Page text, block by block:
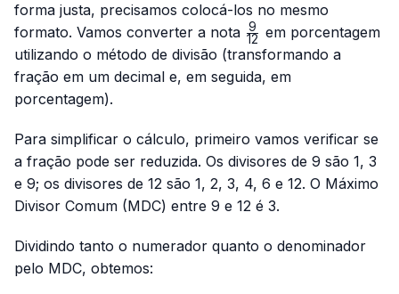
forma justa, precisamos colocá-los no mesmo
formato. Vamos converter a nota \frac{9}
{12}
12
9
em porcentagem
utilizando o método de divisão (transformando a
fração em um decimal e, em seguida, em
porcentagem).
Para simplificar o cálculo, primeiro vamos verificar se
a fração pode ser reduzida. Os divisores de 9 são 1, 3
e 9; os divisores de 12 são 1, 2, 3, 4, 6 e 12. O Máximo
Divisor Comum (MDC) entre 9 e 12 é 3.
Dividindo tanto o numerador quanto o denominador
pelo MDC, obtemos: